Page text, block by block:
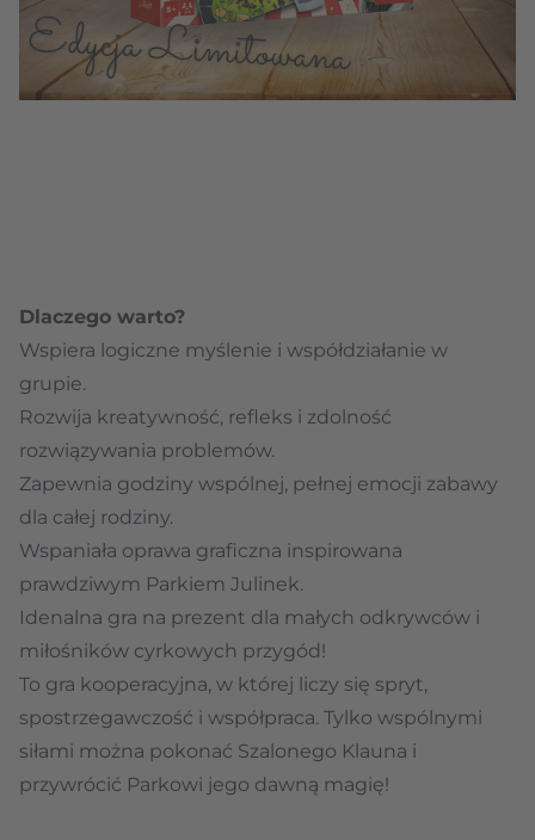
Dlaczego warto?
Wspiera logiczne myślenie i współdziałanie w
grupie.
Rozwija kreatywność, refleks i zdolność
rozwiązywania problemów.
Zapewnia godziny wspólnej, pełnej emocji zabawy
dla całej rodziny.
Wspaniała oprawa graficzna inspirowana
prawdziwym Parkiem Julinek.
Idenalna gra na prezent dla małych odkrywców i
miłośników cyrkowych przygód!
To gra kooperacyjna, w której liczy się spryt,
spostrzegawczość i współpraca. Tylko wspólnymi
siłami można pokonać Szalonego Klauna i
przywrócić Parkowi jego dawną magię!